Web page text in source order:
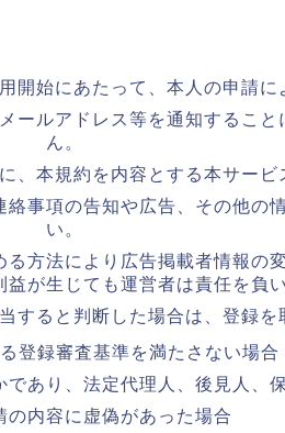
開始にあたって、本人の申請
ールアドレス等を通知するこ
ん。
、本規約を内容とする本サー
事項の告知や広告、その他の
い。
方法により広告掲載者情報の
益が生じても運営者は責任を負
すると判断した場合は、登録
登録審査基準を満たさない場合
あり、法定代理人、後見人、
の内容に虚偽があった場合